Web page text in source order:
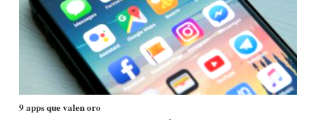
9 apps que valen oro